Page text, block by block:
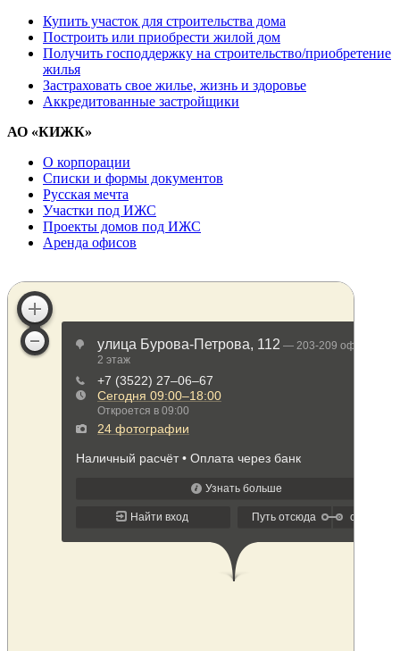
Купить участок для строительства дома
Построить или приобрести жилой дом
Получить господдержку на строительство/приобретение
жилья
Застраховать свое жилье, жизнь и здоровье
Аккредитованные застройщики
АО «КИЖК»
О корпорации
Списки и формы документов
Русская мечта
Участки под ИЖС
Проекты домов под ИЖС
Аренда офисов